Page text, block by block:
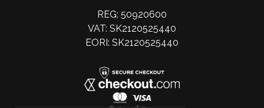
REG: 50920600
VAT: SK2120525440
EORI: SK2120525440